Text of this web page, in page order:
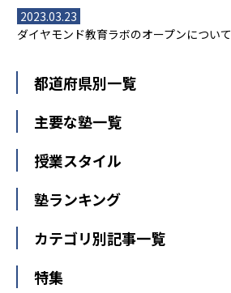
2023.03.23
ダイヤモンド教育ラボのオープンについて
都道府県別一覧
北海道・東北
山形県
福島県
関東
東京都
神奈川県
栃木県
群馬県
新潟県
主要な塾一覧
【掲載塾一覧を見る】
東京個別指導学院
明光義塾
個別教室のトライ
授業スタイル
個別指導
オンライン指導
塾ランキング
中学受験ランキング
カテゴリ別記事一覧
中学受験
特集